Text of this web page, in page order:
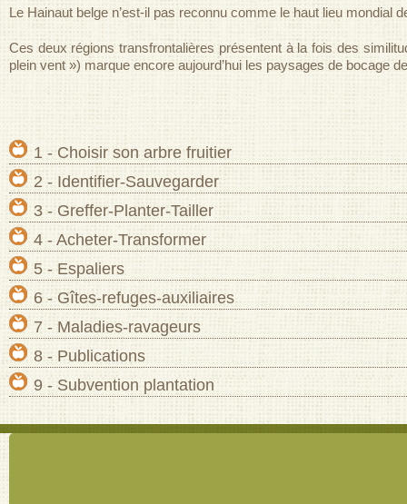
Le Hainaut belge n’est-il pas reconnu comme le haut lieu mondial
Ces deux régions transfrontalières présentent à la fois des
plein vent ») marque encore aujourd’hui les paysages de bocage
1 - Choisir son arbre fruitier
2 - Identifier-Sauvegarder
3 - Greffer-Planter-Tailler
4 - Acheter-Transformer
5 - Espaliers
6 - Gîtes-refuges-auxiliaires
7 - Maladies-ravageurs
8 - Publications
9 - Subvention plantation